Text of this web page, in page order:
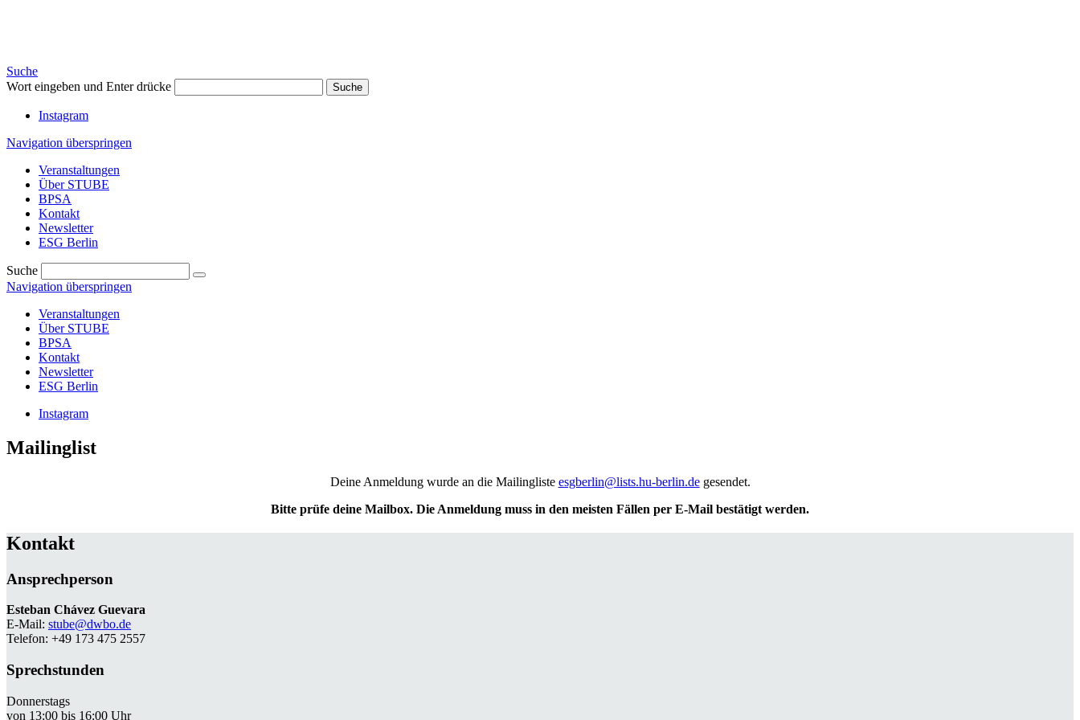
Suche
Wort eingeben und Enter drücke
Suche
Instagram
Navigation überspringen
Veranstaltungen
Über STUBE
BPSA
Kontakt
Newsletter
ESG Berlin
Suche
Navigation überspringen
Veranstaltungen
Über STUBE
BPSA
Kontakt
Newsletter
ESG Berlin
Instagram
Mailinglist
Deine Anmeldung wurde an die Mailingliste esgberlin@lists.hu-berlin.degesendet.
Bitte prüfe deine Mailbox. Die Anmeldung muss in den meisten Fällen per E-Mail bestätigt werden.
Kontakt
Ansprechperson
Esteban Chávez Guevara
E-Mail: stube@dwbo.de
Telefon: +49 173 475 2557
Sprechstunden
Donnerstags
von 13:00 bis 16:00 Uhr